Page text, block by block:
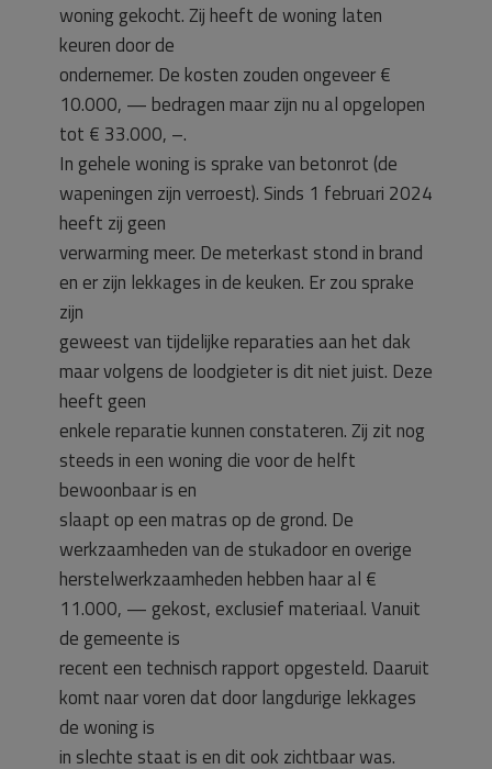
woning gekocht. Zij heeft de woning laten
keuren door de
ondernemer. De kosten zouden ongeveer €
10.000, — bedragen maar zijn nu al opgelopen
tot € 33.000, –.
In gehele woning is sprake van betonrot (de
wapeningen zijn verroest). Sinds 1 februari 2024
heeft zij geen
verwarming meer. De meterkast stond in brand
en er zijn lekkages in de keuken. Er zou sprake
zijn
geweest van tijdelijke reparaties aan het dak
maar volgens de loodgieter is dit niet juist. Deze
heeft geen
enkele reparatie kunnen constateren. Zij zit nog
steeds in een woning die voor de helft
bewoonbaar is en
slaapt op een matras op de grond. De
werkzaamheden van de stukadoor en overige
herstelwerkzaamheden hebben haar al €
11.000, — gekost, exclusief materiaal. Vanuit
de gemeente is
recent een technisch rapport opgesteld. Daaruit
komt naar voren dat door langdurige lekkages
de woning is
in slechte staat is en dit ook zichtbaar was.